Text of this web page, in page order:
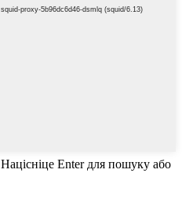
Націсніце Enter для пошуку або